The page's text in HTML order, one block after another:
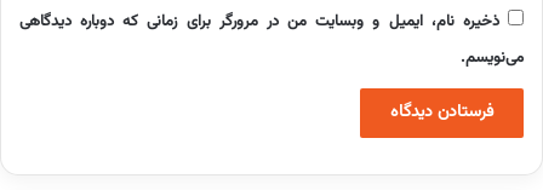
ذخیره نام، ایمیل و وبسایت من در مرورگر برای زمانی که دوباره دیدگاهی
می‌نویسم.